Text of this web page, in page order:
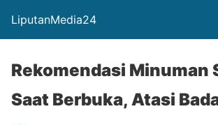
LiputanMedia24
Rekomendasi Minuman
Saat Berbuka, Atasi